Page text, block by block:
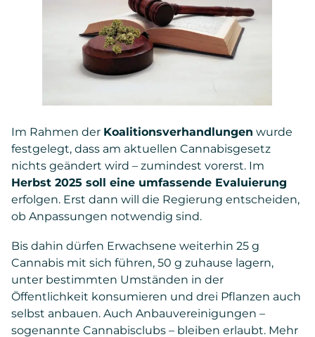
Im Rahmen der Koalitionsverhandlungen wurde
festgelegt, dass am aktuellen Cannabisgesetz
nichts geändert wird – zumindest vorerst. Im
Herbst 2025 soll eine umfassende Evaluierung
erfolgen. Erst dann will die Regierung entscheiden,
ob Anpassungen notwendig sind.
Bis dahin dürfen Erwachsene weiterhin 25 g
Cannabis mit sich führen, 50 g zuhause lagern,
unter bestimmten Umständen in der
Öffentlichkeit konsumieren und drei Pflanzen auch
selbst anbauen. Auch Anbauvereinigungen –
sogenannte Cannabisclubs – bleiben erlaubt. Mehr